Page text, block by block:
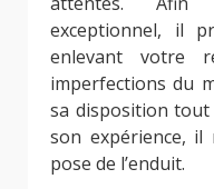
exceptionnel, il
enlevant votre
imperfections du
sa disposition tout
son expérience,
pose de l’enduit.